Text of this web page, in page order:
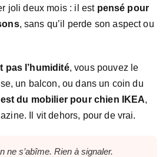
joli deux mois : il est pensé pour
, sans qu’il perde son aspect ou
pas l’humidité, vous pouvez le
un balcon, ou dans un coin du
du mobilier pour chien IKEA,
Il vit dehors, pour de vrai.
ne s’abîme. Rien à signaler.